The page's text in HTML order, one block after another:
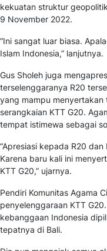
kekuatan struktur
9 November 2022.
“Ini sangat luar biasa.
Islam Indonesia,” lanjutnya.
Gus Sholeh juga
terselenggaranya R20
yang mampu
serangkaian KTT G20.
tempat istimewa sebagai
“Apresiasi kepada R20
Karena baru kali ini
KTT G20,” ujarnya.
Pendiri Komunitas Agama
penyelenggaraan KTT
kebanggaan Indonesia
tepatnya di Bali.